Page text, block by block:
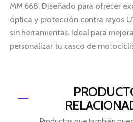
MM 668. Diseñado para ofrecer
óptica y protección contra rayos
sin herramientas. Ideal para
personalizar tu casco de